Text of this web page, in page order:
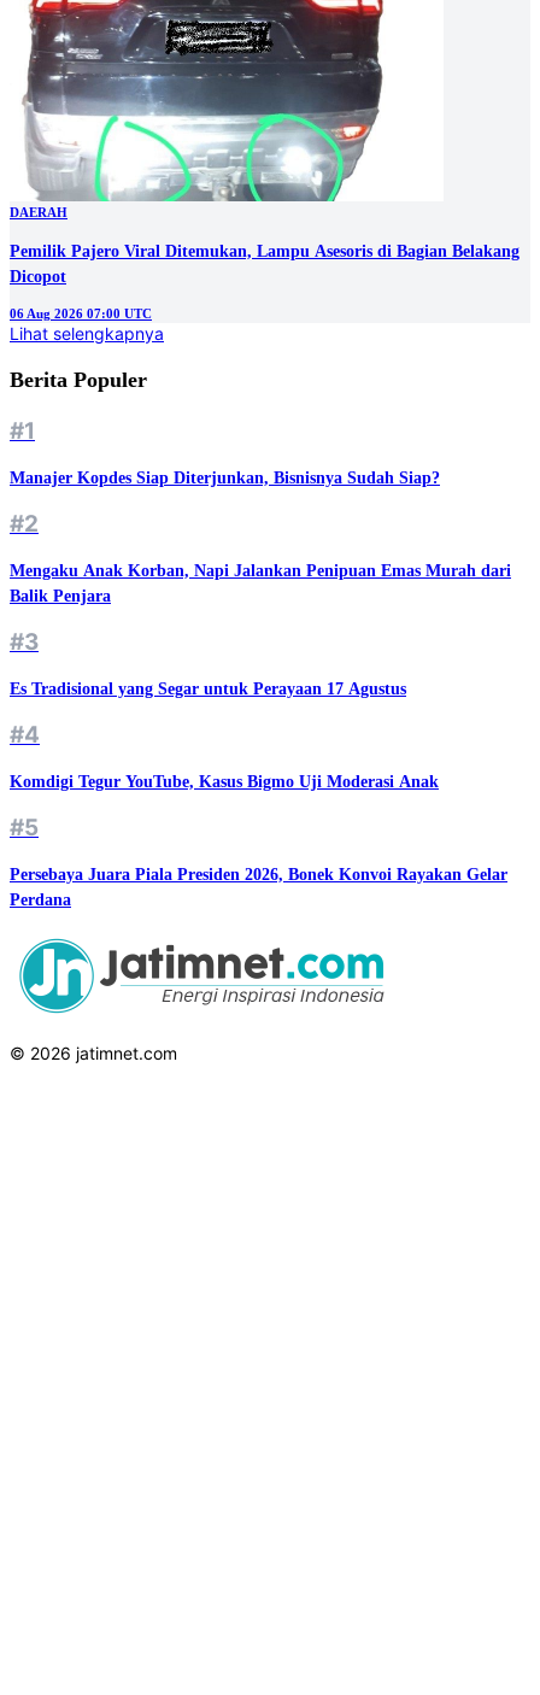
DAERAH
Pemilik Pajero Viral Ditemukan, Lampu Asesoris di Bagian Belakang
Dicopot
06 Aug 2026 07:00 UTC
Lihat selengkapnya
Berita Populer
#1
Manajer Kopdes Siap Diterjunkan, Bisnisnya Sudah Siap?
#2
Mengaku Anak Korban, Napi Jalankan Penipuan Emas Murah dari
Balik Penjara
#3
Es Tradisional yang Segar untuk Perayaan 17 Agustus
#4
Komdigi Tegur YouTube, Kasus Bigmo Uji Moderasi Anak
#5
Persebaya Juara Piala Presiden 2026, Bonek Konvoi Rayakan Gelar
Perdana
© 2026 jatimnet.com